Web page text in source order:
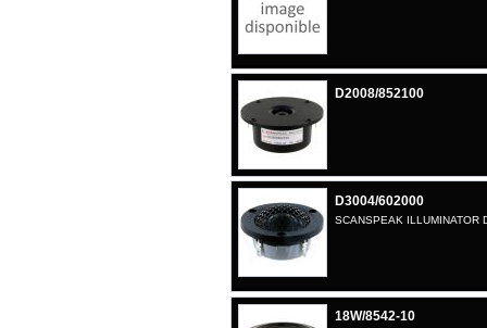
D2008/852100
D3004/602000
SCANSPEAK ILLUMINATOR
18W/8542-10